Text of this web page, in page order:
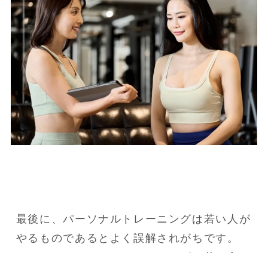
最後に、パーソナルトレーニングは若い人が
やるものであるとよく誤解されがちです。